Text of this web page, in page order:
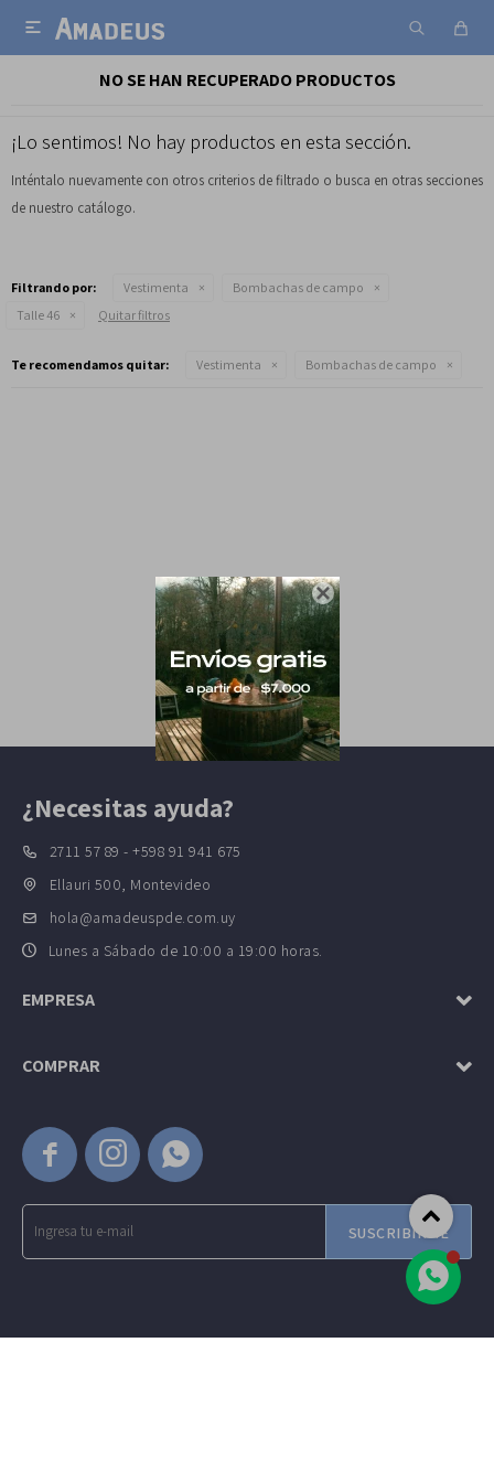


NO SE HAN RECUPERADO PRODUCTOS
¡Lo sentimos! No hay productos en esta sección.
Inténtalo nuevamente con otros criterios de filtrado o busca en otras secciones
de nuestro catálogo.
Filtrando por: Vestimenta
Bombachas de campo
Talle 46
Quitar filtros
Te recomendamos quitar: Vestimenta Bombachas de campo
  
SUSCRIBIRME
¿Necesitas ayuda?
2711 57 89 - +598 91 941 675
Ellauri 500, Montevideo
hola@amadeuspde.com.uy
Lunes a Sábado de 10:00 a 19:00 horas.
EMPRESA
COMPRAR